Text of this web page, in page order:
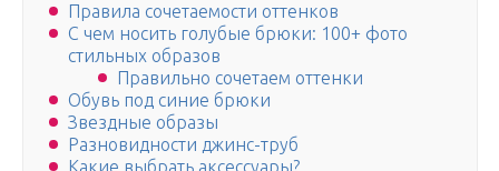
Правила сочетаемости оттенков
С чем носить голубые брюки: 100+ фото
стильных образов
Правильно сочетаем оттенки
Обувь под синие брюки
Звездные образы
Разновидности джинс-труб
Какие выбрать аксессуары?